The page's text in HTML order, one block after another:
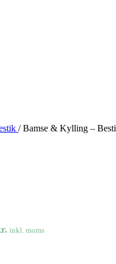
/ Bamse & Kylling –
inkl. moms